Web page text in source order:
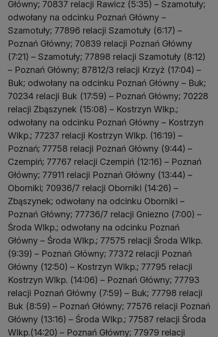
Główny; 70837 relacji Rawicz (5:35) – Szamotuły;
odwołany na odcinku Poznań Główny –
Szamotuły; 77896 relacji Szamotuły (6:17) –
Poznań Główny; 70839 relacji Poznań Główny
(7:21) – Szamotuły; 77898 relacji Szamotuły (8:12)
– Poznań Główny; 87812/3 relacji Krzyż (17:04) –
Buk; odwołany na odcinku Poznań Główny – Buk;
70234 relacji Buk (17:59) – Poznań Główny; 70228
relacji Zbąszynek (15:08) – Kostrzyn Wlkp.;
odwołany na odcinku Poznań Główny – Kostrzyn
Wlkp.; 77237 relacji Kostrzyn Wlkp. (16:19) –
Poznań; 77758 relacji Poznań Główny (9:44) –
Czempiń; 77767 relacji Czempiń (12:16) – Poznań
Główny; 77911 relacji Poznań Główny (13:44) –
Oborniki; 70936/7 relacji Oborniki (14:26) –
Zbąszynek; odwołany na odcinku Oborniki –
Poznań Główny; 77736/7 relacji Gniezno (7:00) –
Środa Wlkp.; odwołany na odcinku Poznań
Główny – Środa Wlkp.; 77575 relacji Środa Wlkp.
(9:39) – Poznań Główny; 77372 relacji Poznań
Główny (12:50) – Kostrzyn Wlkp.; 77795 relacji
Kostrzyn Wlkp. (14:06) – Poznań Główny; 77793
relacji Poznań Główny (7:59) – Buk; 77798 relacji
Buk (8:59) – Poznań Główny; 77576 relacji Poznań
Główny (13:16) – Środa Wlkp.; 77587 relacji Środa
Wlkp.(14:20) – Poznań Główny; 77979 relacji